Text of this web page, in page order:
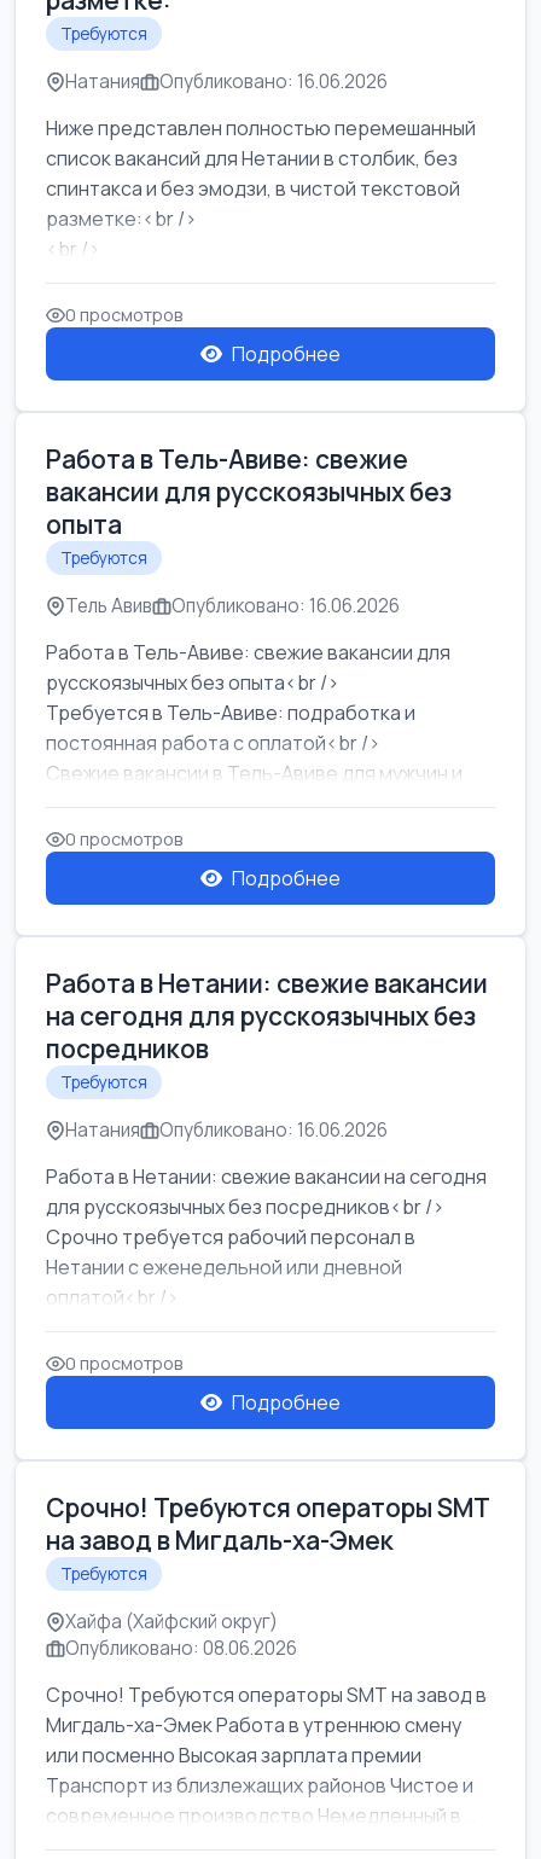
Требуются
Натания Опубликовано: 16.06.2026
Ниже представлен полностью перемешанный
список вакансий для Нетании в столбик, без
спинтакса и без эмодзи, в чистой текстовой
разметке:<br />
<br />
Работа в Нетании на мебельном производстве:
требу...
0 просмотров
Подробнее
Работа в Тель-Авиве: свежие
вакансии для русскоязычных без
опыта
Требуются
Тель Авив Опубликовано: 16.06.2026
Работа в Тель-Авиве: свежие вакансии для
русскоязычных без опыта<br />
Требуется в Тель-Авиве: подработка и
постоянная работа с оплатой<br />
Свежие вакансии в Тель-Авиве для мужчин и
женщин от хозя...
0 просмотров
Подробнее
Работа в Нетании: свежие вакансии
на сегодня для русскоязычных без
посредников
Требуются
Натания Опубликовано: 16.06.2026
Работа в Нетании: свежие вакансии на сегодня
для русскоязычных без посредников<br />
Срочно требуется рабочий персонал в
Нетании с еженедельной или дневной
оплатой<br />
Свежие вакансии в Нетании дл...
0 просмотров
Подробнее
Срочно! Требуются операторы SMT
на завод в Мигдаль-ха-Эмек
Требуются
Хайфа (Хайфский округ)
Опубликовано: 08.06.2026
Срочно! Требуются операторы SMT на завод в
Мигдаль-ха-Эмек Работа в утреннюю смену
или посменно Высокая зарплата премии
Транспорт из близлежащих районов Чистое и
современное производство Немедленный в...